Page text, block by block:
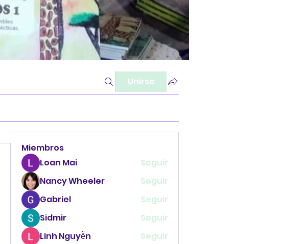
Unirse
Miembros
Loan Mai
Seguir
Nancy Wheeler
Seguir
Gabriel
Seguir
Sidmir
Seguir
Linh Nguyễn
Seguir